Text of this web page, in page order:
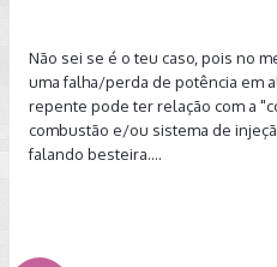
canta pneu o outro cantava
marcha lenta apenas um dia
apresentou algo notável meio
funcionando mas isso a 15
sei se pode ser falta de
filtrode comb ou óleo,
Não sei se é o teu caso, pois no
uma falha/perda de potência em
repente pode ter relação com a
combustão e/ou sistema de
falando besteira....